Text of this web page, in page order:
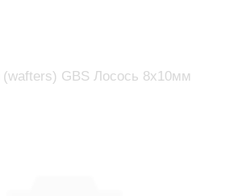
GBS Лосось 8x10мм